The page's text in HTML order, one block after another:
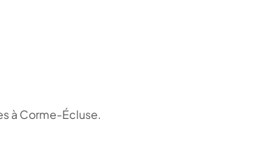
à Corme-Écluse.